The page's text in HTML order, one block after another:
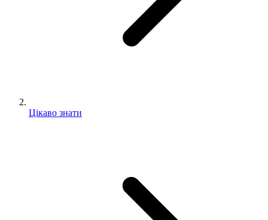
Цікаво знати